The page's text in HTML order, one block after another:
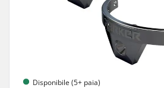
Disponibile (5+ paia)